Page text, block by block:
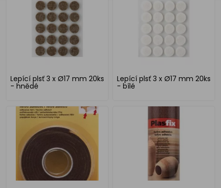
Lepící plsť 3 x Ø17 mm 20ks
- hnědé
Lepící plsť 3 x Ø17 mm 20ks
- bílé